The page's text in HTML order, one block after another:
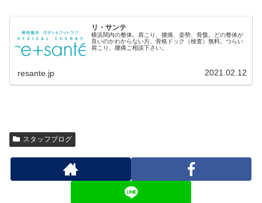
リ・サンテ
横浜関内の整体。肩こり、腰痛、姿勢、骨盤。どの整体が
良いのかわからない方、骨格ドック（検査）無料。つらい
肩こり、腰痛ご相談下さい。
resante.jp 2021.02.12
スタッフブログ